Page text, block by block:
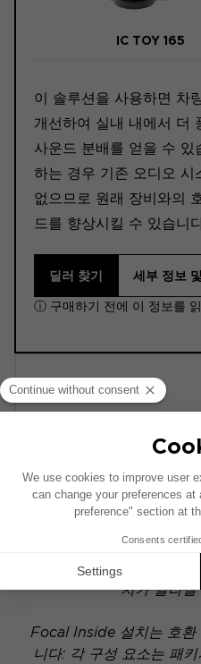
IC TOY 165
이 솔루션을 사용하면 차
개선하여 실내 내에서 더
사운드 분배를 얻을 수 있
하는 경우 기존 오디오 시
없으므로 원래 장비와의
드를 향상시킬 수 있습니
딜러 찾기 세부 정보
ⓘ 구매하기 전에 이 정보를
ACTIVE 6.0
기준으로 제작되었습니다
이 장착되어 있는 경우,
치가 달라질
Focal Inside 설치는 호환
니다: 각 구성 요소는 패